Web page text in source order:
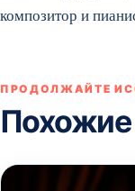
композитор и
ПРОДОЛЖАЙТЕ